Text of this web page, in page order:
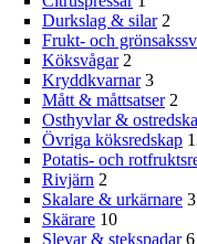
Durkslag & silar 2
Frukt- och
Köksvågar 2
Kryddkvarnar 3
Mått & måttsatser 2
Osthyvlar &
Övriga köksredskap
Potatis- och
Rivjärn 2
Skalare & urkärnare 3
Skärare 10
Slevar & stekspadar 6